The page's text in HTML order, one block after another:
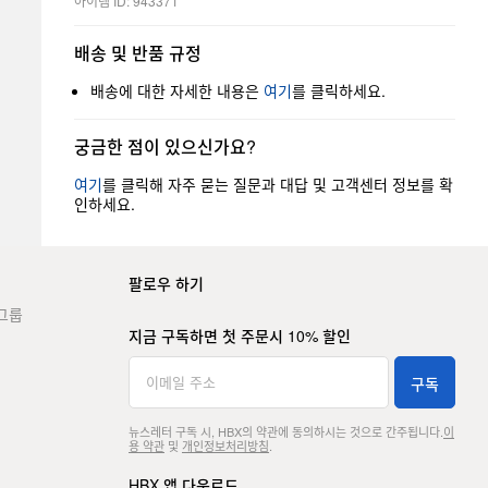
배송 및 반품 규정
배송에 대한 자세한 내용은 여기를 클릭하세요.
궁금한 점이 있으신가요?
여기를 클릭해 자주 묻는 질문과 대답 및 고객센터 정보를 확
인하세요.
룹
팔로우 하기
지금 구독하면 첫 주문시 10% 할인
구독
뉴스레터 구독 시, HBX의 약관에 동의하시는 것으로 간주됩니다. 이
용 약관및 개인정보처리방침